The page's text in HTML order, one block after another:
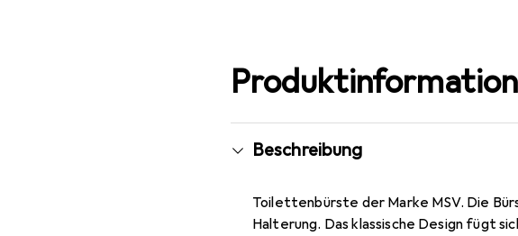
Beschreibung
Toilettenbürste der Marke MSV. Die
Halterung. Das klassische Design fügt